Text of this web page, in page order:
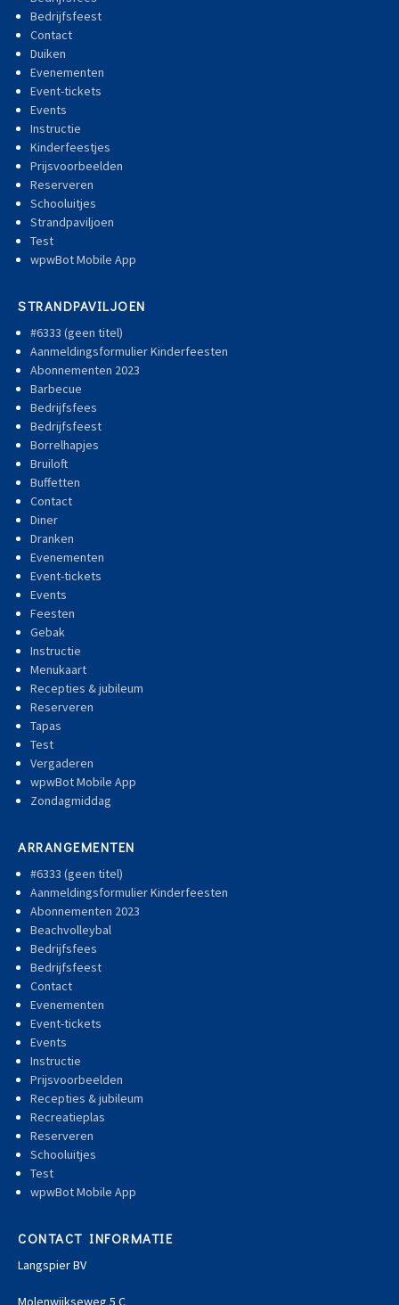
Bedrijfsfeest
Contact
Duiken
Evenementen
Event-tickets
Events
Instructie
Kinderfeestjes
Prijsvoorbeelden
Reserveren
Schooluitjes
Strandpaviljoen
Test
wpwBot Mobile App
STRANDPAVILJOEN
#6333 (geen titel)
Aanmeldingsformulier Kinderfeesten
Abonnementen 2023
Barbecue
Bedrijfsfees
Bedrijfsfeest
Borrelhapjes
Bruiloft
Buffetten
Contact
Diner
Dranken
Evenementen
Event-tickets
Events
Feesten
Gebak
Instructie
Menukaart
Recepties & jubileum
Reserveren
Tapas
Test
Vergaderen
wpwBot Mobile App
Zondagmiddag
ARRANGEMENTEN
#6333 (geen titel)
Aanmeldingsformulier Kinderfeesten
Abonnementen 2023
Beachvolleybal
Bedrijfsfees
Bedrijfsfeest
Contact
Evenementen
Event-tickets
Events
Instructie
Prijsvoorbeelden
Recepties & jubileum
Recreatieplas
Reserveren
Schooluitjes
Test
wpwBot Mobile App
CONTACT INFORMATIE
Langspier BV
Molenwijkseweg 5 C